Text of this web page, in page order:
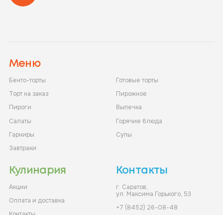
Меню
Бенто-торты
Готовые торты
Торт на заказ
Пирожное
Пироги
Выпечка
Салаты
Горячие блюда
Гарниры
Супы
Завтраки
Кулинария
Акции
Оплата и доставка
Контакты
г. Саратов,
ул. Максима Горького, 53
+7 (8452) 26-08-48